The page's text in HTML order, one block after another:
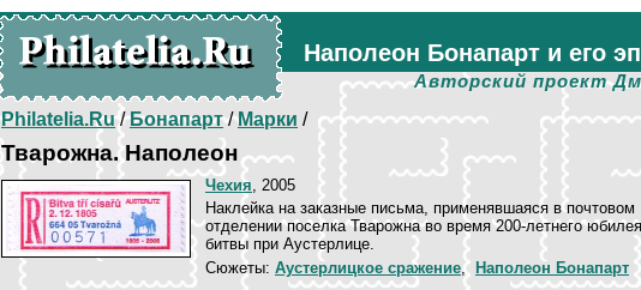
Наполеон Бонапарт и его
Авторский проект
Philatelia.Ru/Бонапарт/Марки /
Тварожна. Наполеон
Чехия, 2005
Наклейка на заказные письма, применявшаяся в почтовом
отделении поселка Тварожна во время 200-летнего юбилея
битвы при Аустерлице.
Сюжеты: Аустерлицкое сражение, Наполеон Бонапарт